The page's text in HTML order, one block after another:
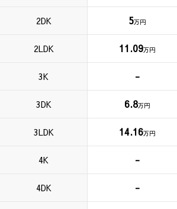
2DK 5万円
2LDK 11.09万円
3K -
3DK 6.8万円
3LDK 14.16万円
4K -
4DK
-